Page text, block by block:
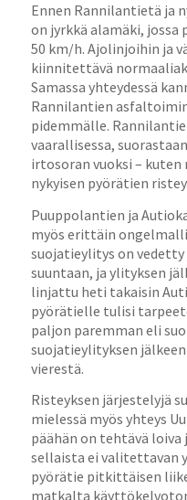
Ennen Rannilantietä ja
on jyrkkä alamäki,
50 km/h. Ajolinjoihin ja
kiinnitettävä
Samassa yhteydessä
Rannilantien
pidemmälle.
vaarallisessa,
irtosoran vuoksi –
nykyisen pyörätien
Puuppolantien ja
myös erittäin
suojatieylitys on
suuntaan, ja ylityksen
linjattu heti takaisin
pyörätielle tulisi
paljon paremman eli
suojatieylityksen
vierestä.
Risteyksen järjestelyjä
mielessä myös yhteys
päähän on tehtävä loiva
sellaista ei valitettavan
pyörätie pitkittäisen
matkalta